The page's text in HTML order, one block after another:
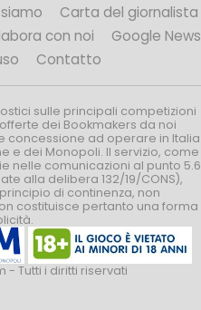
Carta del giornalista
con noi
Google News
Contatto
sulle principali competizioni
dei Bookmakers da noi
concessione ad operare in Italia
e dei Monopoli. Il servizio, come
nelle comunicazioni al punto 5.6
alla delibera 132/19/CONS),
di continenza, non
costituisce pertanto una forma
Tutti i diritti riservati